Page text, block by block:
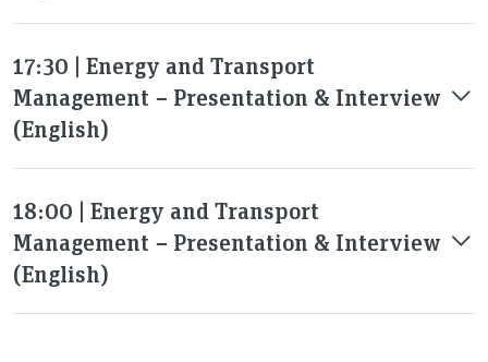
17:30 | Energy and Transport
Management − Presentation & Interview
(English)
18:00 | Energy and Transport
Management − Presentation & Interview
(English)